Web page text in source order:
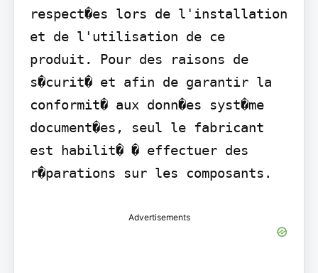
respect�es lors de l'installation
et de l'utilisation de ce
produit. Pour des raisons de
s�curit� et afin de garantir la
conformit� aux donn�es syst�me
document�es, seul le fabricant
est habilit� � effectuer des
r�parations sur les composants.
Advertisements